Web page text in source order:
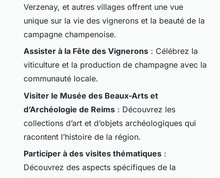
Verzenay, et autres villages offrent une vue
unique sur la vie des vignerons et la beauté de la
campagne champenoise.
Assister à la Fête des Vignerons : Célébrez la
viticulture et la production de champagne avec la
communauté locale.
Visiter le Musée des Beaux-Arts et
d’Archéologie de Reims : Découvrez les
collections d’art et d’objets archéologiques qui
racontent l’histoire de la région.
Participer à des visites thématiques :
Découvrez des aspects spécifiques de la